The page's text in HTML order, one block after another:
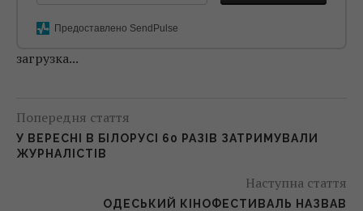
Предоставлено SendPulse
загрузка...
Попередня стаття
У ВЕРЕСНІ В БІЛОРУСІ 60 РАЗІВ ЗАТРИМУВАЛИ
ЖУРНАЛІСТІВ
Наступна стаття
ОДЕСЬКИЙ КІНОФЕСТИВАЛЬ НАЗВАВ